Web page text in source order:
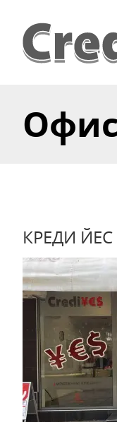
КРЕДИ